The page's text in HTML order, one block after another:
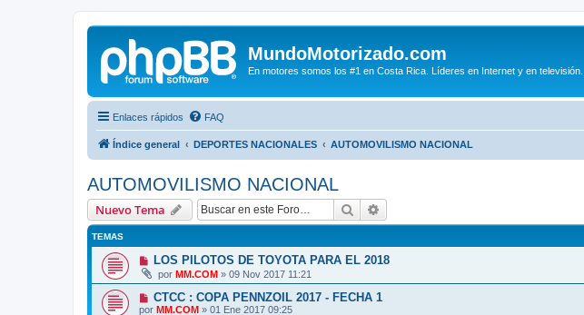
MundoMotorizado.com
En motores somos los #1 en Costa Rica. Líderes en Internet y en televisión.
Enlaces rápidos FAQ
Índice general DEPORTES NACIONALES AUTOMOVILISMO NACIONAL
AUTOMOVILISMO NACIONAL
Nuevo Tema Buscar
TEMAS
LOS PILOTOS DE TOYOTA PARA EL 2018
por MM.COM » 09 Nov 2017 11:21
CTCC : COPA PENNZOIL 2017 - FECHA 1
por MM.COM » 01 Ene 2017 09:25